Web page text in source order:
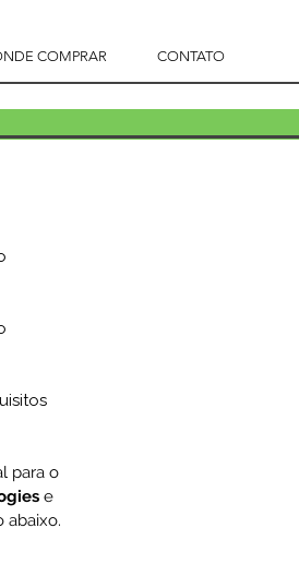
COMPRAR CONTATO
para o
e
abaixo.